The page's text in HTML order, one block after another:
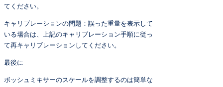
てください。
キャリブレーションの問題：誤った重量を表示して
いる場合は、上記のキャリブレーション手順に従っ
て再キャリブレーションしてください。
最後に
ボッシュミキサーのスケールを調整するのは簡単な